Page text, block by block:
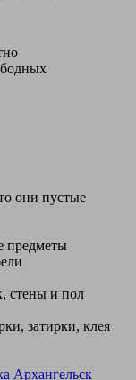
они пустые
предметы
стены и пол
затирки, клея
Архангельск